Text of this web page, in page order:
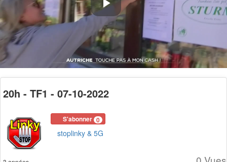
Play
Video
20h - TF1 - 07-10-2022
S'abonner 0
stoplinky & 5G